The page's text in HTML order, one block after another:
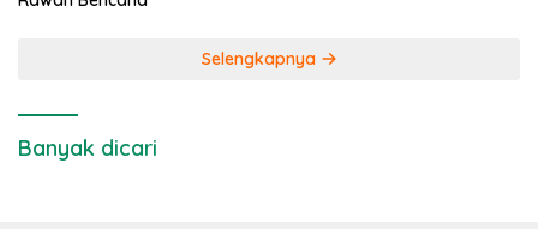
Selengkapnya
Banyak dicari